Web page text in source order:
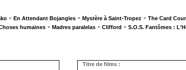
- En Attendant Bojangles - Mystère à Saint-Tropez - The Card
humaines - Madres paralelas - Clifford - S.O.S. Fantômes :
Titre de films :